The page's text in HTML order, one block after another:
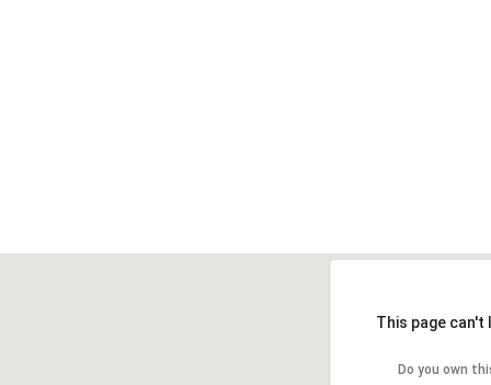
This page
Do you own